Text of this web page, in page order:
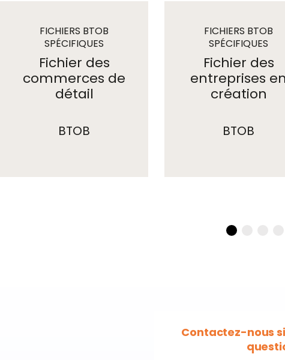
FICHIERS BTOB
SPÉCIFIQUES
Fichier des
commerces de
détail
BTOB
FICHIERS BTOB
SPÉCIFIQUES
Fichier des
entreprises en
création
BTOB
Contactez-nous